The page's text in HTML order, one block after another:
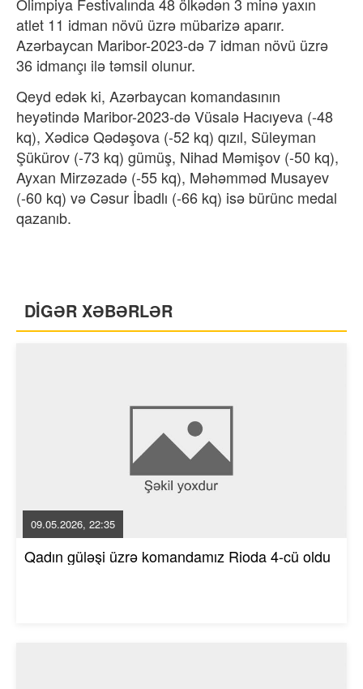
atlet 11 idman növü üzrə mübarizə aparır.
Azərbaycan Maribor-2023-də 7 idman növü üzrə
36 idmançı ilə təmsil olunur.
Qeyd edək ki, Azərbaycan komandasının
heyətində Maribor-2023-də Vüsalə Hacıyeva (-48
kq), Xədicə Qədəşova (-52 kq) qızıl, Süleyman
Şükürov (-73 kq) gümüş, Nihad Məmişov (-50 kq),
Ayxan Mirzəzadə (-55 kq), Məhəmməd Musayev
(-60 kq) və Cəsur İbadlı (-66 kq) isə bürünc medal
qazanıb.
DİGƏR XƏBƏRLƏR
09.05.2026, 22:35
Qadın güləşi üzrə komandamız Rioda 4-cü oldu